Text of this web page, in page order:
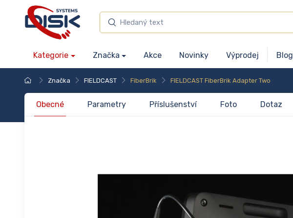
Kategorie Značka Akce Novinky Výprodej Blog
Značka FIELDCAST FiberBrik FIELDCAST FiberBrik Adapter Two
Obecné Parametry Příslušenství Foto Dotaz